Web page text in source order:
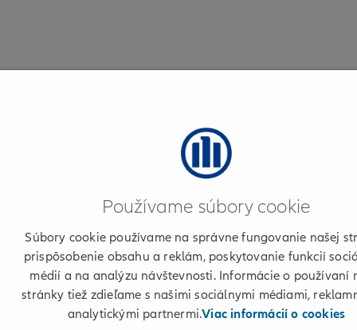
Používame súbory cookie
Súbory cookie používame na správne fungovanie našej
prispôsobenie obsahu a reklám, poskytovanie funkcií
médií a na analýzu návštevnosti. Informácie o používaní
stránky tiež zdieľame s našimi sociálnymi médiami,
analytickými partnermi.Viac informácií o cookies